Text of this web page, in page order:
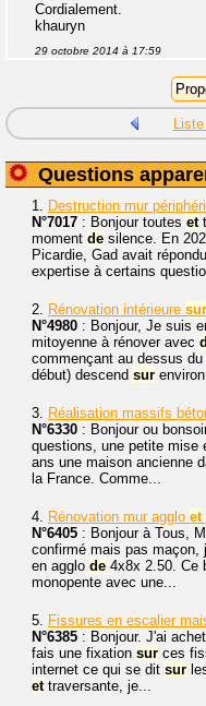
Cordialement.
khauryn
29 octobre 2014 à 17:59
Questions
1. Destruction mur
N°7017 : Bonjour toutes et
moment de silence. En
Picardie, Gad avait
expertise à certains
2. Rénovation intérieure sur
N°4980 : Bonjour, Je suis
mitoyenne à rénover avec
commençant au dessus
début) descend sur
3. Réalisation massifs
N°6330 : Bonjour ou
questions, une petite mise
ans une maison ancienne
la France. Comme...
4. Rénovation mur agglo et
N°6405 : Bonjour à Tous,
confirmé mais pas maçon,
en agglo de 4x8x 2.50. Ce
monopente avec une...
5. Fissures en escalier
N°6385 : Bonjour. J'ai
fais une fixation sur ces
internet ce qui se dit sur
ettraversante, je...